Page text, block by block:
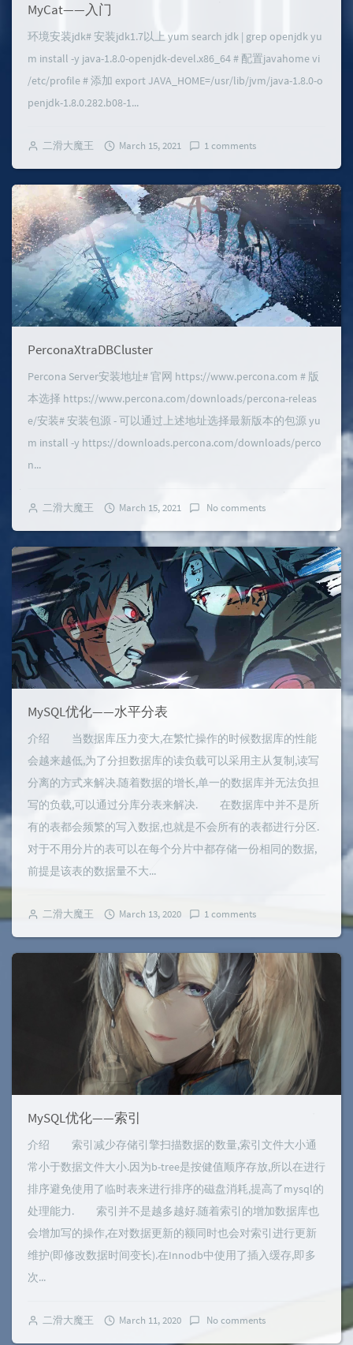
MyCat——入门
环境安装jdk# 安装jdk1.7以上 yum search jdk | grep openjdk yu
m install -y java-1.8.0-openjdk-devel.x86_64 # 配置javahome vi
/etc/profile # 添加 export JAVA_HOME=/usr/lib/jvm/java-1.8.0-o
penjdk-1.8.0.282.b08-1...
二滑大魔王 March 15, 2021 1 comments
PerconaXtraDBCluster
Percona Server安装地址# 官网 https://www.percona.com # 版
本选择 https://www.percona.com/downloads/percona-releas
e/安装# 安装包源 - 可以通过上述地址选择最新版本的包源 yu
m install -y https://downloads.percona.com/downloads/perco
n...
二滑大魔王 March 15, 2021 No comments
MySQL优化——水平分表
介绍 当数据库压力变大,在繁忙操作的时候数据库的性能
会越来越低,为了分担数据库的读负载可以采用主从复制,读写
分离的方式来解决.随着数据的增长,单一的数据库并无法负担
写的负载,可以通过分库分表来解决. 在数据库中并不是所
有的表都会频繁的写入数据,也就是不会所有的表都进行分区.
对于不用分片的表可以在每个分片中都存储一份相同的数据,
前提是该表的数据量不大...
二滑大魔王 March 13, 2020 1 comments
MySQL优化——索引
介绍 索引减少存储引擎扫描数据的数量,索引文件大小通
常小于数据文件大小.因为b-tree是按健值顺序存放,所以在进行
排序避免使用了临时表来进行排序的磁盘消耗,提高了mysql的
处理能力. 索引并不是越多越好.随着索引的增加数据库也
会增加写的操作,在对数据更新的额同时也会对索引进行更新
维护(即修改数据时间变长).在Innodb中使用了插入缓存,即多
次...
二滑大魔王 March 11, 2020 No comments